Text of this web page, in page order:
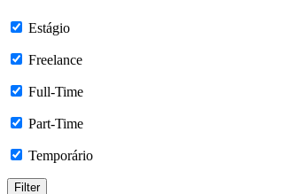
Estágio
Freelance
Full-Time
Part-Time
Temporário